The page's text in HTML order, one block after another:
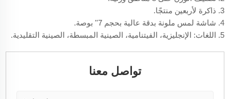
3. ذاكرة لأربعين منتجًا.
4. شاشة لمس ملونة بدقة عالية بحجم 7'' بوصة.
5. اللغات: الإنجليزية، الفيتنامية، الصينية المبسطة، الصينية التقليدية.
تواصل معنا